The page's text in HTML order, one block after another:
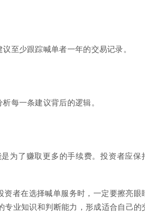
至少跟踪喊单者一年的交易记录。
每一条建议背后的逻辑。
为了赚取更多的手续费。投资者应保
者在选择喊单服务时，一定要擦亮眼
业知识和判断能力，形成适合自己的